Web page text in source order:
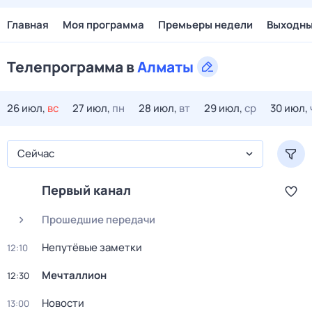
Главная Моя программа Премьеры недели
Телепрограмма вАлматы
26 июл, вс 27 июл, пн 28 июл, вт 29 июл,ср 30 июл,
Сейчас
Первый канал
Прошедшие передачи
12:10 Непутёвые заметки
12:30 Мечталлион
13:00 Новости